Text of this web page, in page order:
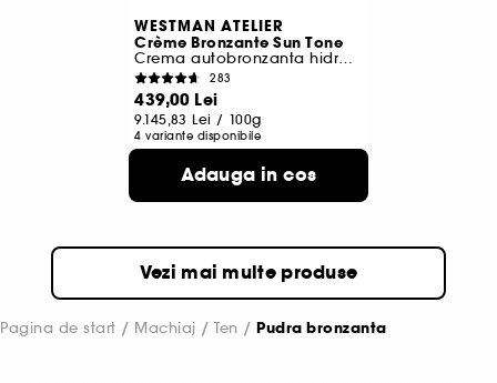
WESTMAN ATELIER
Crème Bronzante Sun Tone
Crema autobronzanta hidratanta
283
439,00 Lei
9.145,83 Lei / 100g
4 variante disponibile
Adauga in cos
Vezi mai multe produse
Pagina de start Machiaj Ten Pudra bronzanta